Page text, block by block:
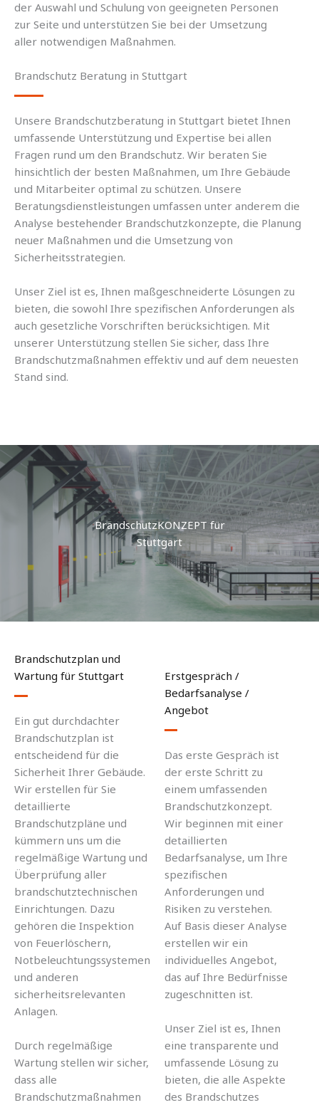
der Auswahl und Schulung von geeigneten Personen
zur Seite und unterstützen Sie bei der Umsetzung
aller notwendigen Maßnahmen.
Brandschutz Beratung in Stuttgart
Unsere Brandschutzberatung in Stuttgart bietet Ihnen
umfassende Unterstützung und Expertise bei allen
Fragen rund um den Brandschutz. Wir beraten Sie
hinsichtlich der besten Maßnahmen, um Ihre Gebäude
und Mitarbeiter optimal zu schützen. Unsere
Beratungsdienstleistungen umfassen unter anderem die
Analyse bestehender Brandschutzkonzepte, die Planung
neuer Maßnahmen und die Umsetzung von
Sicherheitsstrategien.
Unser Ziel ist es, Ihnen maßgeschneiderte Lösungen zu
bieten, die sowohl Ihre spezifischen Anforderungen als
auch gesetzliche Vorschriften berücksichtigen. Mit
unserer Unterstützung stellen Sie sicher, dass Ihre
Brandschutzmaßnahmen effektiv und auf dem neuesten
Stand sind.
BrandschutzKONZEPT für
Stuttgart
Brandschutzplan und
Wartung für Stuttgart
Ein gut durchdachter
Brandschutzplan ist
entscheidend für die
Sicherheit Ihrer Gebäude.
Wir erstellen für Sie
detaillierte
Brandschutzpläne und
kümmern uns um die
regelmäßige Wartung und
Überprüfung aller
brandschutztechnischen
Einrichtungen. Dazu
gehören die Inspektion
von Feuerlöschern,
Notbeleuchtungssystemen
und anderen
sicherheitsrelevanten
Anlagen.
Durch regelmäßige
Wartung stellen wir sicher,
dass alle
Brandschutzmaßnahmen
Erstgespräch /
Bedarfsanalyse /
Angebot
Das erste Gespräch ist
der erste Schritt zu
einem umfassenden
Brandschutzkonzept.
Wir beginnen mit einer
detaillierten
Bedarfsanalyse, um Ihre
spezifischen
Anforderungen und
Risiken zu verstehen.
Auf Basis dieser Analyse
erstellen wir ein
individuelles Angebot,
das auf Ihre Bedürfnisse
zugeschnitten ist.
Unser Ziel ist es, Ihnen
eine transparente und
umfassende Lösung zu
bieten, die alle Aspekte
des Brandschutzes